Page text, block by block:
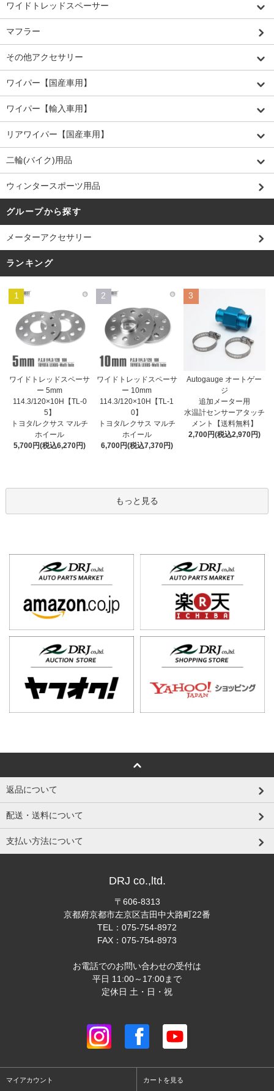
ワイドトレッドスペーサー
マフラー
その他アクセサリー
ワイパー【国産車用】
ワイパー【輸入車用】
リアワイパー【国産車用】
二輪(バイク)用品
ウィンタースポーツ用品
グループから探す
メーターアクセサリー
ランキング
1
ワイドトレッドスペーサ
ー 5mm
114.3/120×10H【TL-0
5】
トヨタ/レクサス マルチ
ホイール
5,700円(税込6,270円)
2
ワイドトレッドスペーサ
ー 10mm
114.3/120×10H【TL-1
0】
トヨタ/レクサス マルチ
ホイール
6,700円(税込7,370円)
3
Autogauge オートゲー
ジ
追加メーター用
水温計センサーアタッチ
メント【送料無料】
2,700円(税込2,970円)
もっと見る
返品について
配送・送料について
支払い方法について
DRJ co.,ltd.
〒606-8313
京都府京都市左京区吉田中大路町22番
TEL：075-754-8972
FAX：075-754-8973
お電話でのお問い合わせの受付は
平日 11:00～17:00まで
定休日 土・日・祝
マイアカウント カートを見る